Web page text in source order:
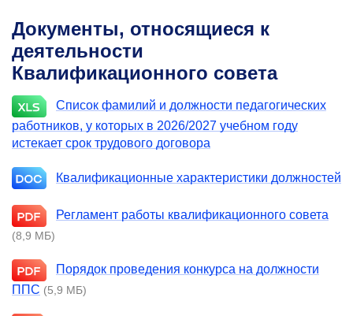
Документы, относящиеся к
деятельности
Квалификационного совета
Список фамилий и должности педагогических
работников, у которых в 2026/2027 учебном году
истекает срок трудового договора
Квалификационные характеристики должностей
Регламент работы квалификационного совета
(8,9 МБ)
Порядок проведения конкурса на должности
ППС (5,9 МБ)